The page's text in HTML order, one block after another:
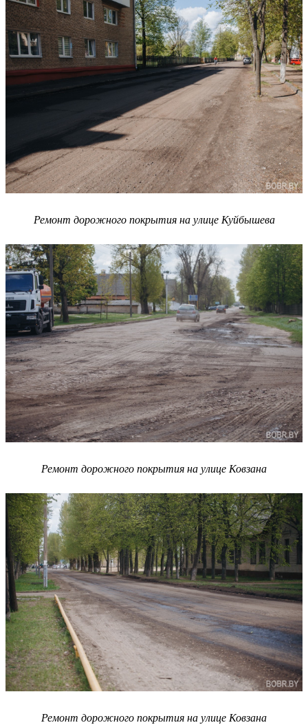
Ремонт дорожного покрытия на улице Куйбышева
Ремонт дорожного покрытия на улице Ковзана
Ремонт дорожного покрытия на улице Ковзана